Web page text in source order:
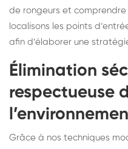
de rongeurs et comprendre
localisons les points
afin d’élaborer une
Élimination
respectueuse
Grâce à nos techniques